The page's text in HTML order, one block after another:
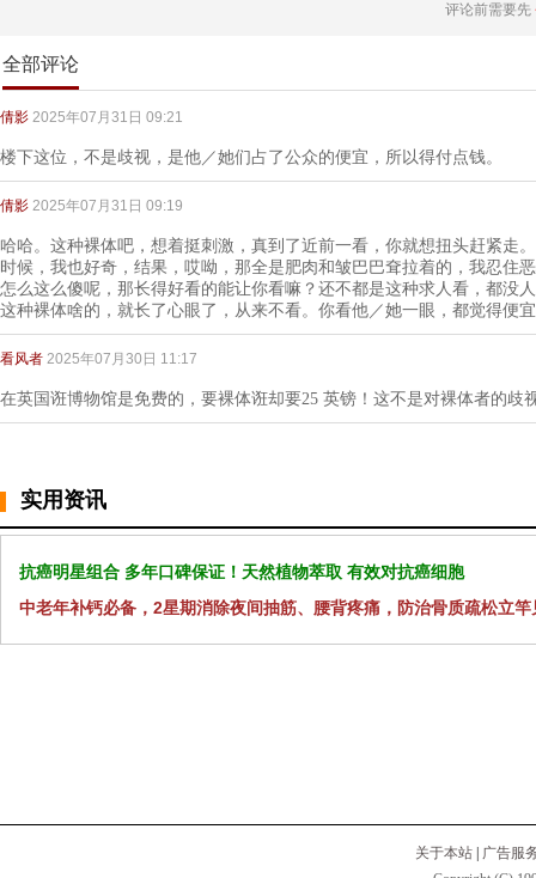
评论前需要先
全部评论
倩影 2025年07月31日 09:21
楼下这位，不是歧视，是他／她们占了公众的便宜，所以得付点钱。
倩影 2025年07月31日 09:19
哈哈。这种裸体吧，想着挺刺激，真到了近前一看，你就想扭头赶紧走
时候，我也好奇，结果，哎呦，那全是肥肉和皱巴巴耷拉着的，我忍住
怎么这么傻呢，那长得好看的能让你看嘛？还不都是这种求人看，都没
这种裸体啥的，就长了心眼了，从来不看。你看他／她一眼，都觉得便
看风者 2025年07月30日 11:17
在英国诳博物馆是免费的，要裸体诳却要25 英镑！这不是对裸体者的歧
实用资讯
抗癌明星组合 多年口碑保证！天然植物萃取 有效对抗癌细胞
中老年补钙必备，2星期消除夜间抽筋、腰背疼痛，防治骨质疏松立竿
关于本站
广告服